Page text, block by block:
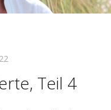
Teil 4